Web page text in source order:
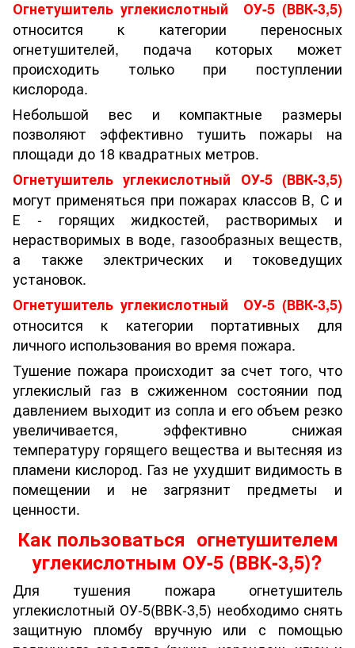
Огнетушитель углекислотный ОУ-5 (ВВК-3,5)
относится к категории переносных
огнетушителей, подача которых может
происходить только при поступлении
кислорода.
Небольшой вес и компактные размеры
позволяют эффективно тушить пожары на
площади до 18 квадратных метров.
Огнетушитель углекислотный ОУ-5 (ВВК-3,5)
могут применяться при пожарах классов В, С и
Е - горящих жидкостей, растворимых и
нерастворимых в воде, газообразных веществ,
а также электрических и токоведущих
установок.
Огнетушитель углекислотный ОУ-5 (ВВК-3,5)
относится к категории портативных для
личного использования во время пожара.
Тушение пожара происходит за счет того, что
углекислый газ в сжиженном состоянии под
давлением выходит из сопла и его объем резко
увеличивается, эффективно снижая
температуру горящего вещества и вытесняя из
пламени кислород. Газ не ухудшит видимость в
помещении и не загрязнит предметы и
ценности.
Как пользоваться огнетушителем
углекислотным ОУ-5 (ВВК-3,5)?
Для тушения пожара огнетушитель
углекислотный ОУ-5(ВВК-3,5) необходимо снять
защитную пломбу вручную или с помощью